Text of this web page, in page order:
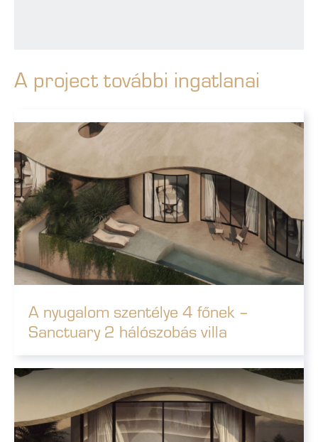
A project további ingatlanai
A nyugalom szentélye 4 főnek –
Sanctuary 2 hálószobás villa